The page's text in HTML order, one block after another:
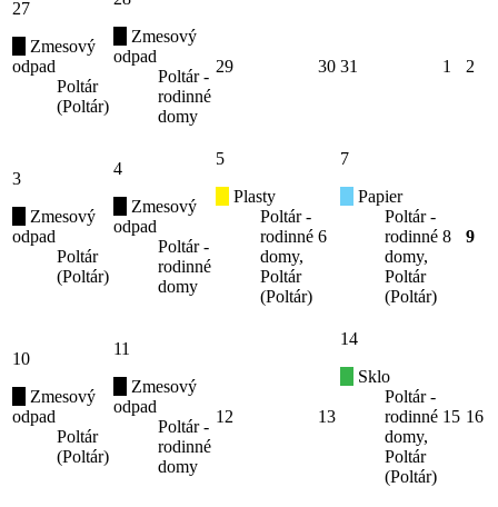
27
Zmesový
odpad
Poltár
(Poltár)
Zmesový
odpad
Poltár -
rodinné
domy
29 30 31 1 2
3
Zmesový
odpad
Poltár
(Poltár)
4
Zmesový
odpad
Poltár -
rodinné
domy
5
Plasty
Poltár -
rodinné
domy,
Poltár
(Poltár)
6
7
Papier
Poltár -
rodinné
domy,
Poltár
(Poltár)
8 9
10
Zmesový
odpad
Poltár
(Poltár)
11
Zmesový
odpad
Poltár -
rodinné
domy
12 13
14
Sklo
Poltár -
rodinné
domy,
Poltár
(Poltár)
15 16